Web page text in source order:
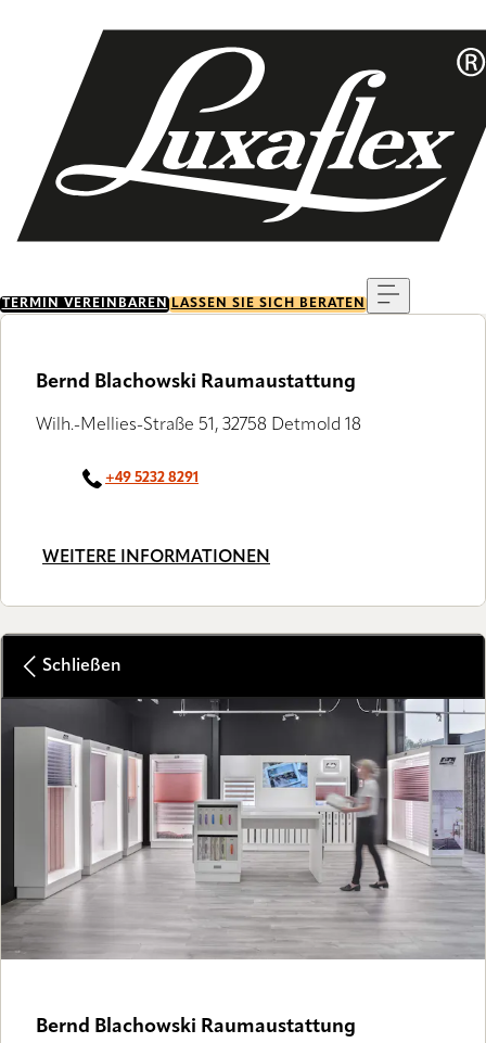
TERMIN VEREINBAREN LASSEN SIE SICH BERATEN
Bernd Blachowski Raumaustattung
Wilh.-Mellies-Straße 51, 32758 Detmold 18
+49 5232 8291
WEITERE INFORMATIONEN
Schließen
Bernd Blachowski Raumaustattung